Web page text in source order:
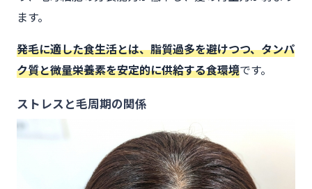
ます。
発毛に適した食生活とは、脂質過多を避けつつ、タンパ
ク質と微量栄養素を安定的に供給する食環境です。
ストレスと毛周期の関係